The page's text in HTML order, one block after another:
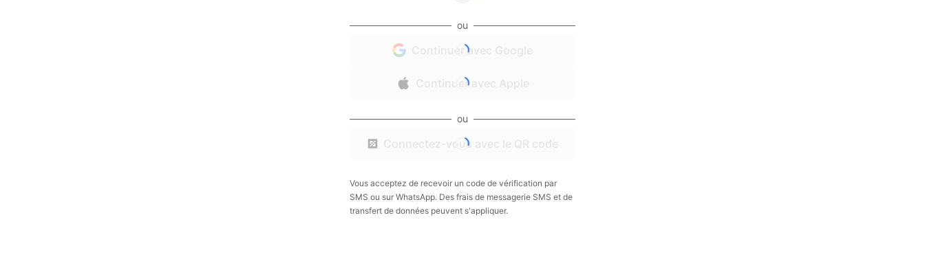
ou
Continuer avec Google
Continuer avec Apple
ou
Connectez-vous avec le QR code
Vous acceptez de recevoir un code de vérification par
SMS ou sur WhatsApp. Des frais de messagerie SMS et de
transfert de données peuvent s'appliquer.